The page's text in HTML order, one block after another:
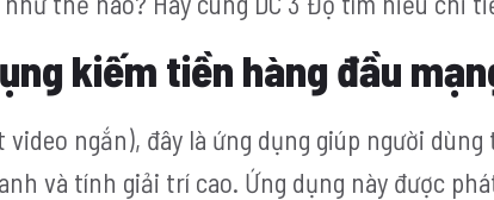
kiếm tiền hàng đầu
ngắn), đây là ứng dụng giúp người
và tính giải trí cao. Ứng dụng này được